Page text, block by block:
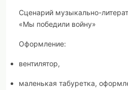
Сценарий музыкально-
«Мы победили войну»
Оформление:
вентилятор,
маленькая табуретка,